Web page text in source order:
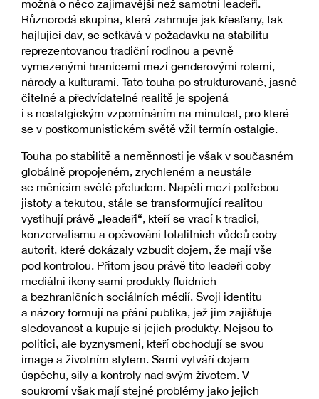
možná o něco zajímavější než samotní leadeři.
Různorodá skupina, která zahrnuje jak křesťany, tak
hajlující dav, se setkává v požadavku na stabilitu
reprezentovanou tradiční rodinou a pevně
vymezenými hranicemi mezi genderovými rolemi,
národy a kulturami. Tato touha po strukturované, jasně
čitelné a předvídatelné realitě je spojená
i s nostalgickým vzpomínáním na minulost, pro které
se v postkomunistickém světě vžil termín ostalgie.
Touha po stabilitě a neměnnosti je však v současném
globálně propojeném, zrychleném a neustále
se měnícím světě přeludem. Napětí mezi potřebou
jistoty a tekutou, stále se transformující realitou
vystihují právě „leadeři“, kteří se vrací k tradici,
konzervatismu a opěvování totalitních vůdců coby
autorit, které dokázaly vzbudit dojem, že mají vše
pod kontrolou. Přitom jsou právě tito leadeři coby
mediální ikony sami produkty fluidních
a bezhraničních sociálních médií. Svoji identitu
a názory formují na přání publika, jež jim zajišťuje
sledovanost a kupuje si jejich produkty. Nejsou to
politici, ale byznysmeni, kteří obchodují se svou
image a životním stylem. Sami vytváří dojem
úspěchu, síly a kontroly nad svým životem. V
soukromí však mají stejné problémy jako jejich